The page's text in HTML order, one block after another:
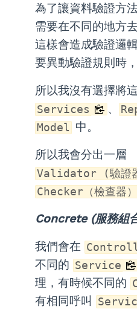
為了讓資料驗證方
需要在不同的地方
這樣會造成驗證邏
要異動驗證規則時
所以我沒有選擇將
Services 、
Model 中。
所以我會分出一層
Validator (驗證
Checker（檢查器）
Concrete (服務組
我們會在
不同的 Service
理，有時候不同的
有相同呼叫